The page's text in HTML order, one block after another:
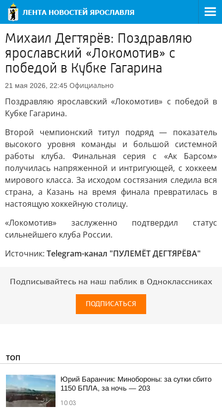
Михаил Дегтярёв: Поздравляю
ярославский «Локомотив» с
победой в Кубке Гагарина
21 мая 2026, 22:45 Официально
Поздравляю ярославский «Локомотив» с победой в
Кубке Гагарина.
Второй чемпионский титул подряд — показатель
высокого уровня команды и большой системной
работы клуба. Финальная серия с «Ак Барсом»
получилась напряженной и интригующей, с хоккеем
мирового класса. За исходом состязания следила вся
страна, а Казань на время финала превратилась в
настоящую хоккейную столицу.
«Локомотив» заслуженно подтвердил статус
сильнейшего клуба России.
Источник: Telegram-канал "ПУЛЕМЁТ ДЕГТЯРЁВА"
Подписывайтесь на наш паблик в Одноклассниках
ПОДПИСАТЬСЯ
ТОП
Юрий Баранчик: Минобороны: за сутки сбито
1150 БПЛА, за ночь — 203
10:03